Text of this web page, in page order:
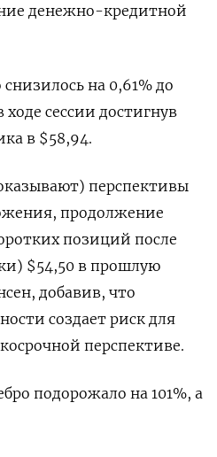
денежно-кредитной
на 0,61% до
сессии достигнув
в $58,94.
перспективы
продолжение
позиций после
$54,50 в прошлую
добавив, что
создает риск для
перспективе.
подорожало на 101%, а